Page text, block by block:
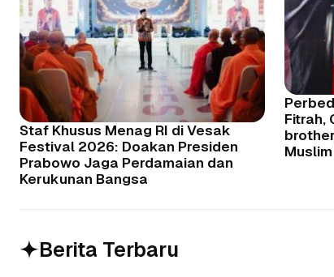
Staf Khusus Menag RI di Vesak
Festival 2026: Doakan Presiden
Prabowo Jaga Perdamaian dan
Kerukunan Bangsa
Fitrah,
Muslim
Berita Terbaru